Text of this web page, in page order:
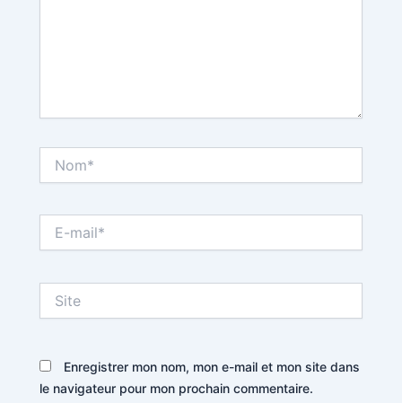
mail*
Enregistrer mon nom, mon e-mail et mon site dans
le navigateur pour mon prochain commentaire.